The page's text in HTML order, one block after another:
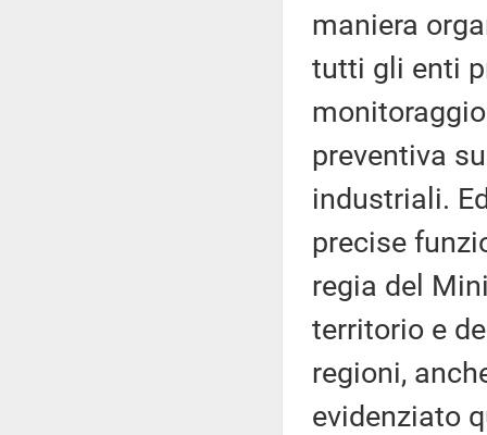
maniera
tutti gli enti
preventiva
industriali.
precise
regia del
territorio e
regioni,
evidenziato